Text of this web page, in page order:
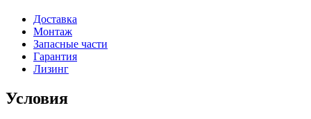
Доставка
Монтаж
Запасные части
Гарантия
Лизинг
Условия